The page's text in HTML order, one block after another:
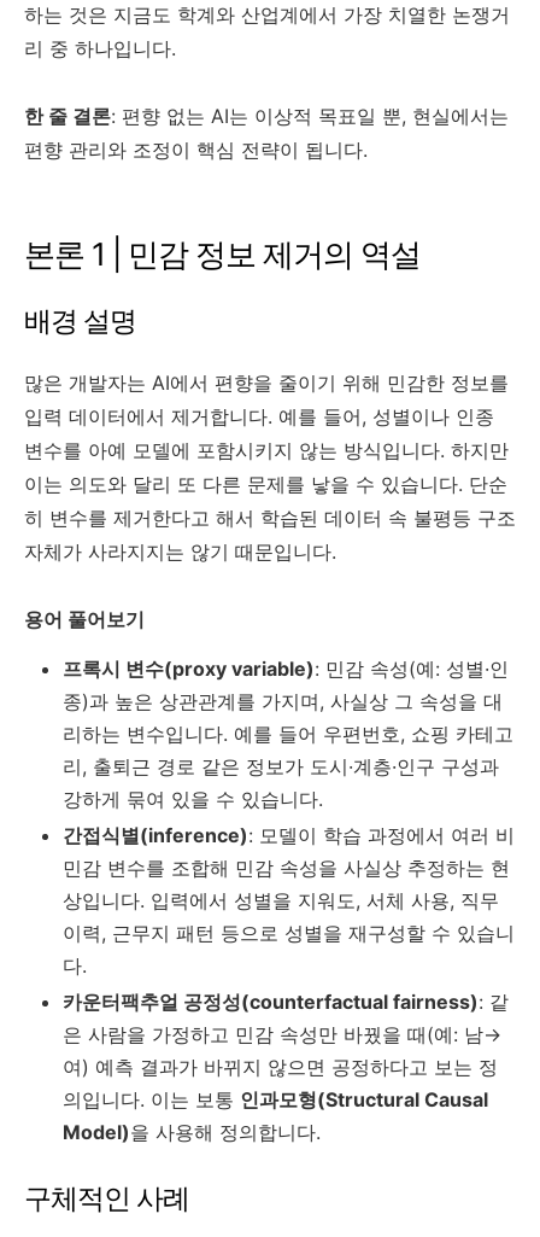
하는 것은 지금도 학계와 산업계에서 가장 치열한 논쟁거
리 중 하나입니다.
한 줄 결론: 편향 없는 AI는 이상적 목표일 뿐, 현실에서는
편향 관리와 조정이 핵심 전략이 됩니다.
본론 1 | 민감 정보 제거의 역설
배경 설명
많은 개발자는 AI에서 편향을 줄이기 위해 민감한 정보를
입력 데이터에서 제거합니다. 예를 들어, 성별이나 인종
변수를 아예 모델에 포함시키지 않는 방식입니다. 하지만
이는 의도와 달리 또 다른 문제를 낳을 수 있습니다. 단순
히 변수를 제거한다고 해서 학습된 데이터 속 불평등 구조
자체가 사라지지는 않기 때문입니다.
용어 풀어보기
프록시 변수(proxy variable): 민감 속성(예: 성별·인
종)과 높은 상관관계를 가지며, 사실상 그 속성을 대
리하는 변수입니다. 예를 들어 우편번호, 쇼핑 카테고
리, 출퇴근 경로 같은 정보가 도시·계층·인구 구성과
강하게 묶여 있을 수 있습니다.
간접식별(inference): 모델이 학습 과정에서 여러 비
민감 변수를 조합해 민감 속성을 사실상 추정하는 현
상입니다. 입력에서 성별을 지워도, 서체 사용, 직무
이력, 근무지 패턴 등으로 성별을 재구성할 수 있습니
다.
카운터팩추얼 공정성(counterfactual fairness): 같
은 사람을 가정하고 민감 속성만 바꿨을 때(예: 남→
여) 예측 결과가 바뀌지 않으면 공정하다고 보는 정
의입니다. 이는 보통 인과모형(Structural Causal
Model)을 사용해 정의합니다.
구체적인 사례